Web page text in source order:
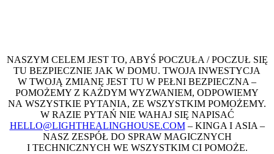
NASZYM CELEM JEST TO, ABYŚ POCZUŁA / POCZUŁ SIĘ
TU BEZPIECZNIE JAK W DOMU. TWOJA INWESTYCJA
W TWOJĄ ZMIANĘ JEST TU W PEŁNI BEZPIECZNA –
POMOŻEMY Z KAŻDYM WYZWANIEM, ODPOWIEMY
NA WSZYSTKIE PYTANIA, ZE WSZYSTKIM POMOŻEMY.
W RAZIE PYTAŃ NIE WAHAJ SIĘ NAPISAĆ
HELLO@LIGHTHEALINGHOUSE.COM– KINGA I ASIA –
NASZ ZESPÓŁ DO SPRAW MAGICZNYCH
I TECHNICZNYCH WE WSZYSTKIM CI POMOŻE.